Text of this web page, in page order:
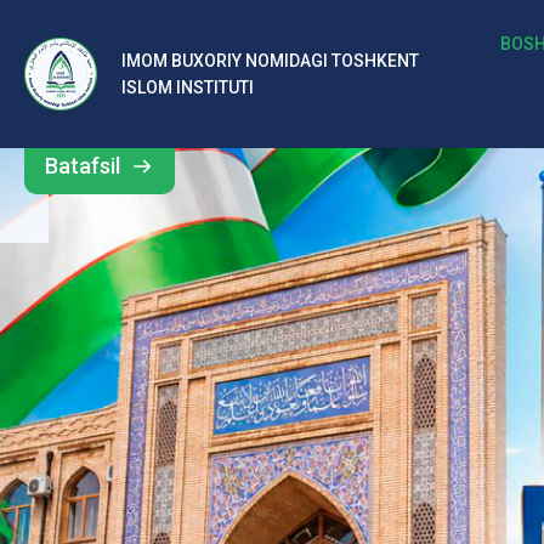
IMOM BUXORIY NOMIDAGI TOSHKENT
ISLOM INSTITUTI
b
al
ar
o‘
rt
a
si
d
Barcha
yangiliklar
Batafsil